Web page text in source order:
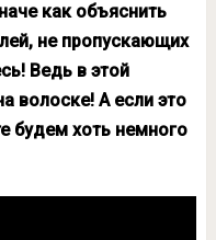
как объяснить
не пропускающих
Ведь в этой
волоске! А если это
будем хоть немного